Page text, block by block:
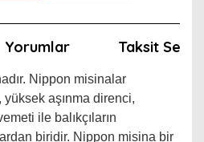
Yorumlar Taksit
Nippon misinalar
aşınma direnci,
ile balıkçıların
biridir. Nippon misina bir